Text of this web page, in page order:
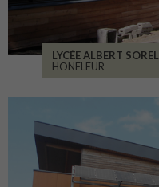
LYCÉE ALBERT SOREL
HONFLEUR